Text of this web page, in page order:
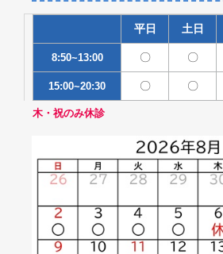
平日 土日
8:50~13:00 〇 〇
15:00~20:30 〇 〇
木・祝のみ休診